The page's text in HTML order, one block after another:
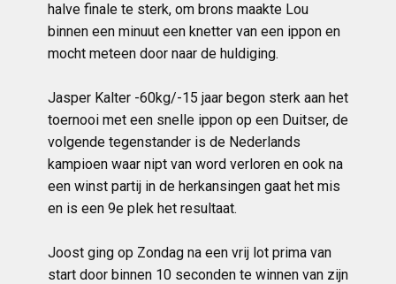
halve finale te sterk, om brons maakte Lou
binnen een minuut een knetter van een ippon en
mocht meteen door naar de huldiging.
Jasper Kalter -60kg/-15 jaar begon sterk aan het
toernooi met een snelle ippon op een Duitser, de
volgende tegenstander is de Nederlands
kampioen waar nipt van word verloren en ook na
een winst partij in de herkansingen gaat het mis
en is een 9e plek het resultaat.
Joost ging op Zondag na een vrij lot prima van
start door binnen 10 seconden te winnen van zijn